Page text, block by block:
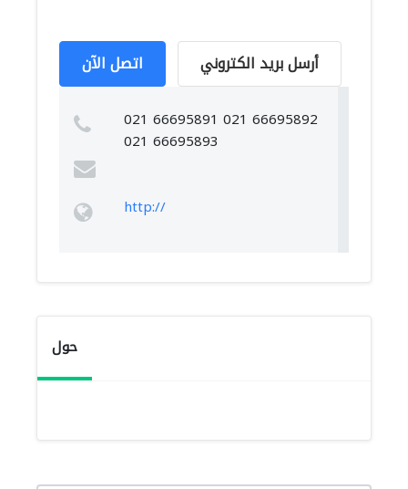
اتصل الآن أرسل بريد الكتروني
021 66695891 021 66695892
021 66695893
http://
حول